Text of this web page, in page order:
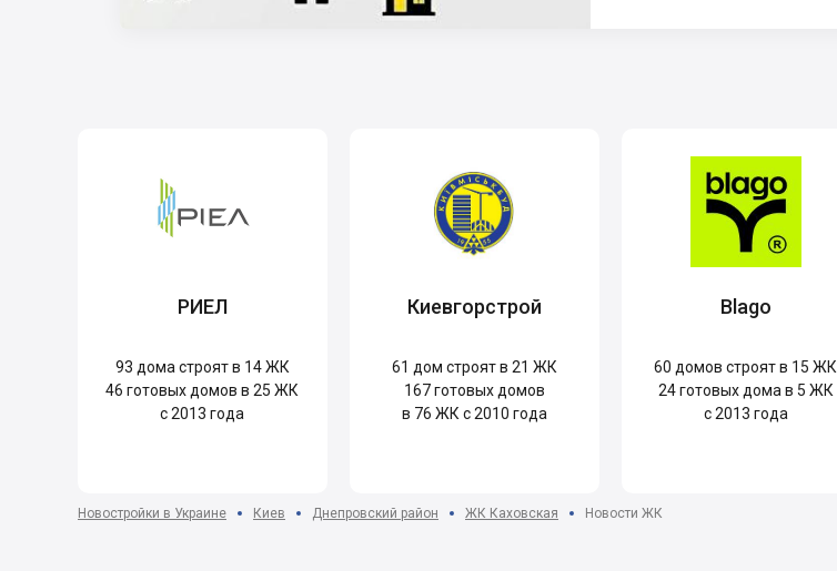
РИЕЛ
93 дома строят в 14 ЖК
46 готовых домов в 25 ЖК
с 2013 года
Киевгорстрой
61 дом строят в 21 ЖК
167готовых домов
в 76 ЖК с 2010 года
Blago
60 домов строят в 15 ЖК
24готовых дома в 5 ЖК
с 2013 года
Новостройки в Украине Киев Днепровский район ЖК Каховская Новости ЖК